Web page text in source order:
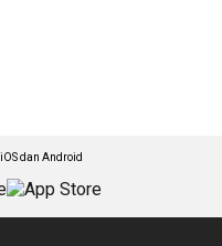
dan Android